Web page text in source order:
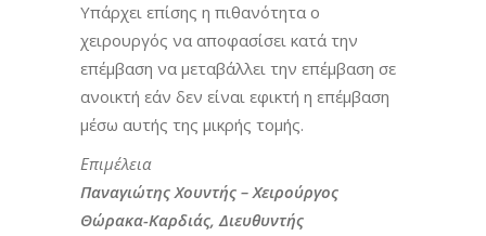
Υπάρχει επίσης η πιθανότητα ο
χειρουργός να αποφασίσει κατά την
επέμβαση να μεταβάλλει την επέμβαση σε
ανοικτή εάν δεν είναι εφικτή η επέμβαση
μέσω αυτής της μικρής τομής.
Επιμέλεια
Παναγιώτης Χουντής – Χειρούργος
Θώρακα-Καρδιάς, Διευθυντής